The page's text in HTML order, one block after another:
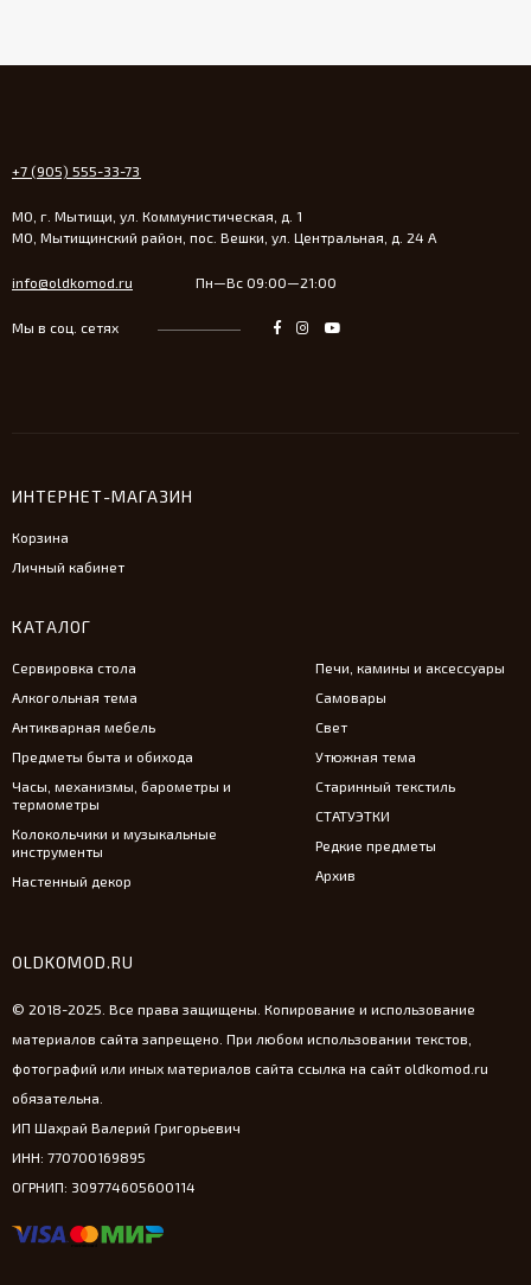
+7 (905) 555-33-73
МО, г. Мытищи, ул. Коммунистическая, д. 1
МО, Мытищинский район, пос. Вешки, ул. Центральная, д. 24 А
info@oldkomod.ru Пн—Вс 09:00—21:00
Мы в соц. сетях
ИНТЕРНЕТ-МАГАЗИН
Корзина
Личный кабинет
КАТАЛОГ
Сервировка стола
Алкогольная тема
Антикварная мебель
Предметы быта и обихода
Часы, механизмы, барометры и
термометры
Колокольчики и музыкальные
инструменты
Настенный декор
Печи, камины и аксессуары
Самовары
Свет
Утюжная тема
Старинный текстиль
СТАТУЭТКИ
Редкие предметы
Архив
OLDKOMOD.RU
© 2018-2025. Все права защищены. Копирование и использование
материалов сайта запрещено. При любом использовании текстов,
фотографий или иных материалов сайта ссылка на сайт oldkomod.ru
обязательна.
ИП Шахрай Валерий Григорьевич
ИНН: 770700169895
ОГРНИП: 309774605600114